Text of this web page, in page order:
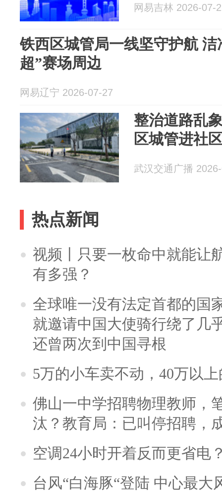
网易吉林 2026-07-
铁西区城管局一线坚守护航
超”赛场周边
网易辽宁 2026-07-27
整治道路乱
区城管进社
武汉交通广播
热点新闻
视频丨只要一枚命中就能让
有多强？
全球唯一没有法定首都的国
就邀请中国大使骑行绕了几
还曾两次到中国寻根
5万的小车卖不动，40万以
佛山一中学招聘物理教师，
汰？教育局：已叫停招聘，
空调24小时开着反而更省电
台风“白海豚“登陆 中心最大